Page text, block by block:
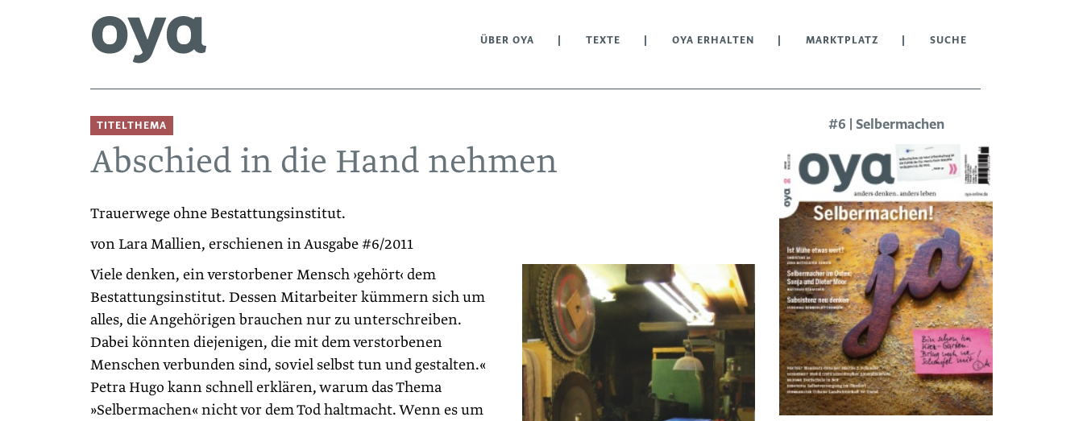
ÜBER OYA TEXTE OYA ERHALTEN MARKTPLATZ SUCHE
TITELTHEMA
Abschied in die Hand nehmen
Trauerwege ohne Bestattungsinstitut.
von Lara Mallien, erschienen in Ausgabe #6/2011
Viele denken, ein verstorbener Mensch ›gehört‹ dem
Bestattungsinstitut. Dessen Mitarbeiter kümmern sich um
alles, die Angehörigen brauchen nur zu unterschreiben.
Dabei könnten diejenigen, die mit dem verstorbenen
Menschen verbunden sind, soviel selbst tun und gestalten.«
Petra Hugo kann schnell erklären, warum das Thema
»Selbermachen« nicht vor dem Tod haltmacht. Wenn es um
#6 | Selbermachen